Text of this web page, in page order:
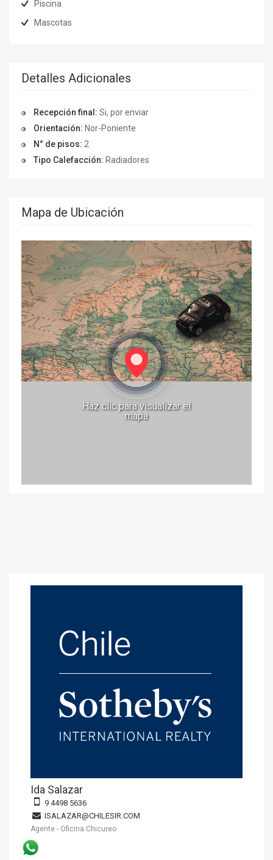
Piscina
Mascotas
Detalles Adicionales
Recepción final: Si, por enviar
Orientación: Nor-Poniente
N° de pisos: 2
Tipo Calefacción: Radiadores
Mapa de Ubicación
Haz clic para visualizar el
mapa
Ida Salazar
9 4498 5636
ISALAZAR@CHILESIR.COM
Agente - Oficina Chicureo